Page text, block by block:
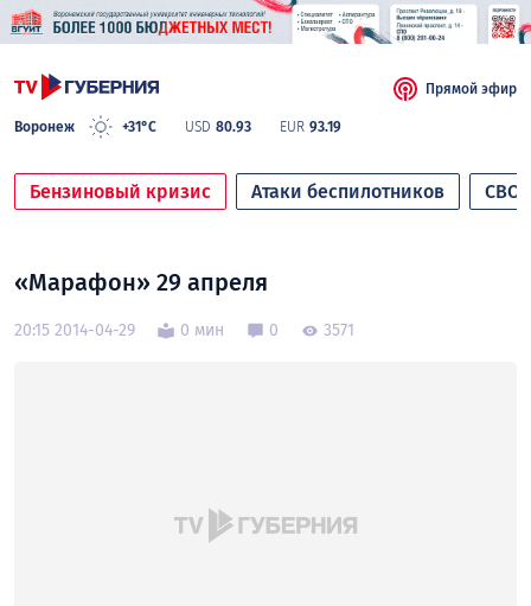
Воронеж +31°C USD 80.93 EUR 93.19
Прямой эфир
Бензиновый кризис Атаки беспилотников СВО
«Марафон» 29 апреля
20:15 2014-04-29 0 мин 0 3571